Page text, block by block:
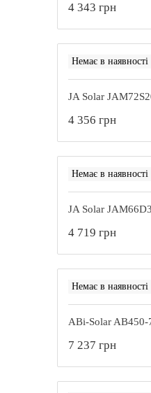
4 343 грн
Немає в наявності
JA Solar
4 356 грн
Немає в наявності
JA Solar
4 719 грн
Немає в наявності
ABi-Solar
7 237 грн